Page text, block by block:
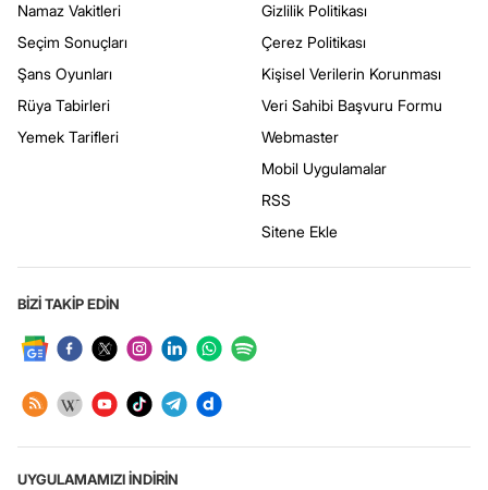
Namaz Vakitleri
Seçim Sonuçları
Şans Oyunları
Rüya Tabirleri
Yemek Tarifleri
Gizlilik Politikası
Çerez Politikası
Kişisel Verilerin Korunması
Veri Sahibi Başvuru Formu
Webmaster
Mobil Uygulamalar
RSS
Sitene Ekle
BİZİ TAKİP EDİN
UYGULAMAMIZI İNDİRİN